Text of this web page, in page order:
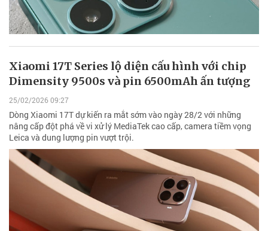
Xiaomi 17T Series lộ diện cấu hình với chip
Dimensity 9500s và pin 6500mAh ấn tượng
25/02/2026 09:27
Dòng Xiaomi 17T dự kiến ra mắt sớm vào ngày 28/2 với những
nâng cấp đột phá về vi xử lý MediaTek cao cấp, camera tiềm vọng
Leica và dung lượng pin vượt trội.